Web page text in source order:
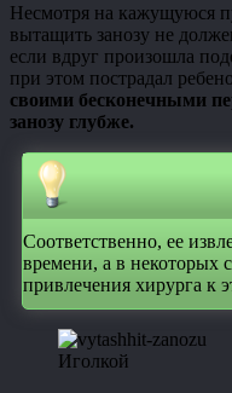
Несмотря на кажущуюся
вытащить занозу не
если вдруг произошла
при этом пострадал
своими бесконечными
занозу глубже.
Соответственно, ее
времени, а в некоторых
привлечения хирурга к
Иголкой